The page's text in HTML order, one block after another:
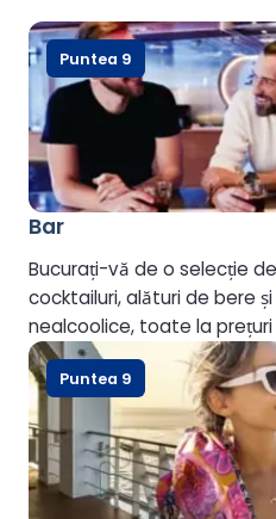
Bar
Bucurați-vă de o selecție
cocktailuri, alături de bere
nealcoolice, toate la
Puntea 9
Puntea 9